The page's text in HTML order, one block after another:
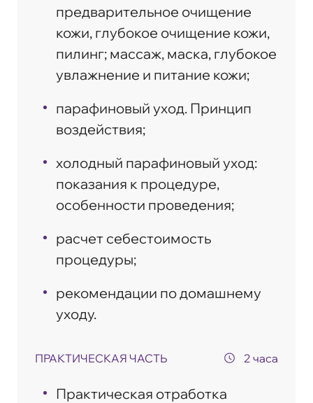
предварительное очищение
кожи, глубокое очищение кожи,
пилинг; массаж, маска, глубокое
увлажнение и питание кожи;
парафиновый уход. Принцип
воздействия;
холодный парафиновый уход:
показания к процедуре,
особенности проведения;
расчет себестоимость
процедуры;
рекомендации по домашнему
уходу.
ПРАКТИЧЕСКАЯ ЧАСТЬ 2 часа
Практическая отработка